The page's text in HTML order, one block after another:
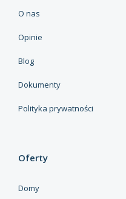
O nas
Opinie
Blog
Dokumenty
Polityka prywatności
Oferty
Domy